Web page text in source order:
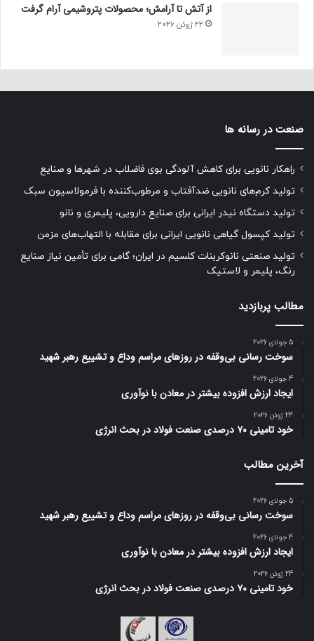
از آتش تا آرامش؛ محصولات پتروشیمی آرام گرفت
22 ژوئن 2026
صنعت در رسانه ها
راهکار نانویی برای کاهش آلودگی بوی فاضلاب در شهرها و صنایع
تولید کرم‌های نانویی ضدآفتاب و مرطوب‌کننده با فرمولاسیون سبک
تولید دستگاه نیدر ایرانی برای صنایع دارویی، پلیمری و نانو
تولید کپسول گیاهی نانویی ایرانی برای مقابله با التهاب‌های مزمن
تولید صنعتی نانوکربنات کلسیم در ایران؛ گامی برای تأمین نیاز صنایع
رنگ، پلیمر و لاستیک
مطالب پربازدید
5 جولای 2026
سوخت رسانی بی‌وقفه در روز‌های مراسم وداع و تشییع رهبر شهید
4 جولای 2026
ایجاد ارزش افزوده بیشتر در معادن با نوآوری
24 ژوئن 2026
خود تامینی ۷۰ درصدی صنعت فولاد در بحث انرژی
آخرین مطالب
5 جولای 2026
سوخت رسانی بی‌وقفه در روز‌های مراسم وداع و تشییع رهبر شهید
4 جولای 2026
ایجاد ارزش افزوده بیشتر در معادن با نوآوری
24 ژوئن 2026
خود تامینی ۷۰ درصدی صنعت فولاد در بحث انرژی